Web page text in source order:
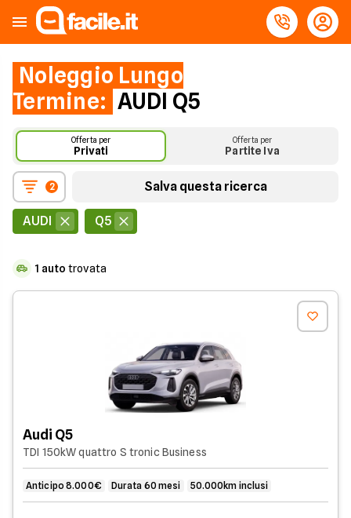
Noleggio Lungo
Termine: AUDI Q5
Offerta per
Privati
Offerta per
Partite Iva
2 Salva questa ricerca
AUDI Q5
1 auto trovata
Audi Q5
TDI 150kW quattro S tronic Business
Anticipo 8.000€ Durata 60 mesi 50.000km inclusi